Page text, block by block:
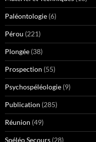
Paléontologie (6)
Pérou (221)
Plongée (38)
Prospection (55)
Psychospéléologie (9)
Publication (285)
Réunion (49)
Spéléo Secours (28)